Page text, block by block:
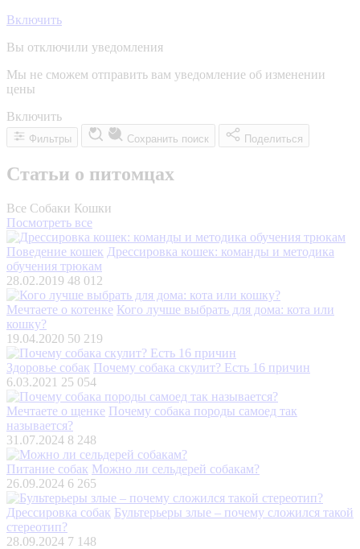
Включить
Вы отключили уведомления
Мы не сможем отправить вам уведомление об изменении
цены
Включить
Фильтры Сохранить поиск Поделиться
Статьи о питомцах
Все Собаки Кошки
Посмотреть все
Поведение кошек Дрессировка кошек: команды и методика
обучения трюкам
28.02.2019 48 012
Мечтаете о котенке Кого лучше выбрать для дома: кота или
кошку?
19.04.2020 50 219
Здоровье собак Почему собака скулит? Есть 16 причин
6.03.2021 25 054
Мечтаете о щенке Почему собака породы самоед так
называется?
31.07.2024 8 248
Питание собак Можно ли сельдерей собакам?
26.09.2024 6 265
Дрессировка собак Бультерьеры злые – почему сложился такой
стереотип?
28.09.2024 7 148